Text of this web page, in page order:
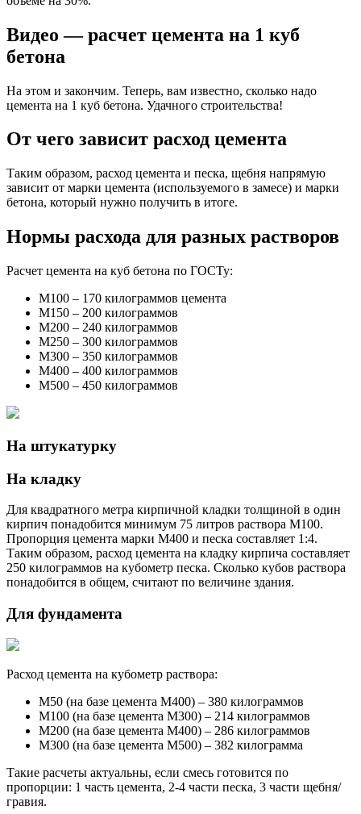
Видео — расчет цемента на 1 куб
бетона
На этом и закончим. Теперь, вам известно, сколько надо
цемента на 1 куб бетона. Удачного строительства!
От чего зависит расход цемента
Таким образом, расход цемента и песка, щебня напрямую
зависит от марки цемента (используемого в замесе) и марки
бетона, который нужно получить в итоге.
Нормы расхода для разных растворов
Расчет цемента на куб бетона по ГОСТу:
М100 – 170 килограммов цемента
М150 – 200 килограммов
М200 – 240 килограммов
М250 – 300 килограммов
М300 – 350 килограммов
М400 – 400 килограммов
М500 – 450 килограммов
На штукатурку
На кладку
Для квадратного метра кирпичной кладки толщиной в один
кирпич понадобится минимум 75 литров раствора М100.
Пропорция цемента марки М400 и песка составляет 1:4.
Таким образом, расход цемента на кладку кирпича составляет
250 килограммов на кубометр песка. Сколько кубов раствора
понадобится в общем, считают по величине здания.
Для фундамента
Расход цемента на кубометр раствора:
М50 (на базе цемента М400) – 380 килограммов
М100 (на базе цемента М300) – 214 килограммов
М200 (на базе цемента М400) – 286 килограммов
М300 (на базе цемента М500) – 382 килограмма
Такие расчеты актуальны, если смесь готовится по
пропорции: 1 часть цемента, 2-4 части песка, 3 части щебня/
гравия.